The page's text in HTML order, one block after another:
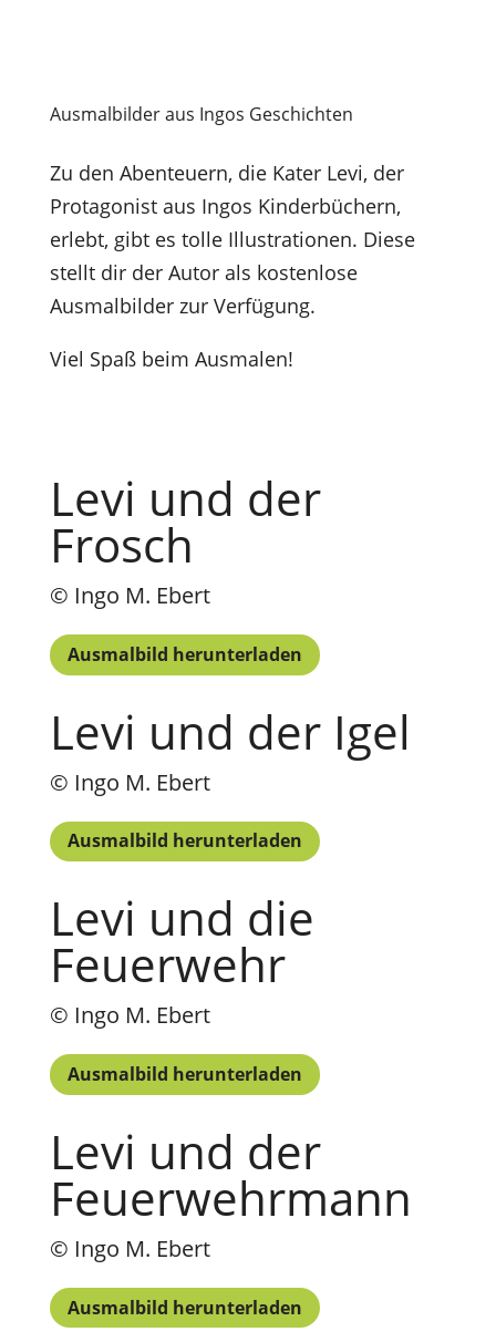
Ausmalbilder aus Ingos Geschichten
Zu den Abenteuern, die Kater Levi, der
Protagonist aus Ingos Kinderbüchern,
erlebt, gibt es tolle Illustrationen. Diese
stellt dir der Autor als kostenlose
Ausmalbilder zur Verfügung.
Viel Spaß beim Ausmalen!
Levi und der
Frosch
© Ingo M. Ebert
Ausmalbild herunterladen
Levi und der Igel
© Ingo M. Ebert
Ausmalbild herunterladen
Levi und die
Feuerwehr
© Ingo M. Ebert
Ausmalbild herunterladen
Levi und der
Feuerwehrmann
© Ingo M. Ebert
Ausmalbild herunterladen